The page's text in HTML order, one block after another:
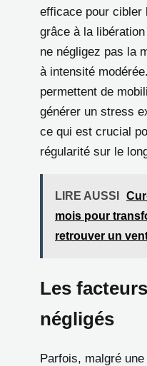
efficace pour
grâce à la libération
ne négligez pas la
à intensité
permettent de
générer un stress
ce qui est crucial
régularité sur le
LIRE AUSSI
mois pour
retrouver un
Les
négligés
Parfois, malgré